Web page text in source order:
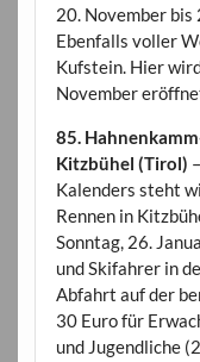
20. November
Ebenfalls voller
Kufstein. Hier
November
85.
Kitzbühel (Tirol)
Kalenders steht
Rennen in
Sonntag, 26.
und Skifahrer in
Abfahrt auf der
30 Euro für
und Jugendliche